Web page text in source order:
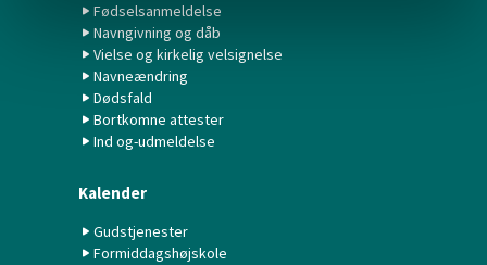
Fødselsanmeldelse
Navngivning og dåb
Vielse og kirkelig velsignelse
Navneændring
Dødsfald
Bortkomne attester
Ind og-udmeldelse
Kalender
Gudstjenester
Formiddagshøjskole